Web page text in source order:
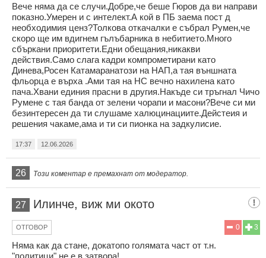
Вече няма да се случи.Добре,че беше Гюров да ви направи
показно.Умерен и с интелект.А кой в ПБ заема пост д
необходимия ценз?Толкова откачалки е събрал Румен,че
скоро ще им вдигнем гълъбарника в небитието.Много
сбъркани приоритети.Едни обещания,никакви
действия.Само слага кадри компрометирани като
Динева,Росен Катамаранатози на НАП,а тая външната
фльорца е върха .Ами тая на НС вечно нахилена като
пача.Хвани единия прасни в другия.Накъде си тръгнал Чичо
Румене с тая банда от зелени чорапи и масони?Вече си ми
безинтересен да ти слушаме халюцинациите.Дейстеия и
решения чакаме,ама и ти си пионка на задкулисие.
17:37 12.06.2026
26 Този коментар е премахнат от модератор.
27 Илинче, виж ми окото
3
0
ОТГОВОР
Няма как да стане, докатопо голямата част от т.н.
"политици" не е в затвора!